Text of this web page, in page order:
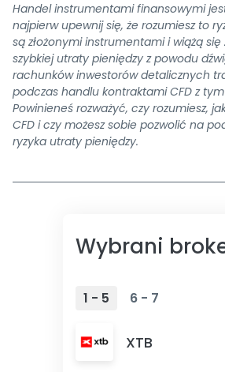
Handel instrumentami finansowymi
najpierw upewnij się, że rozumiesz to
są złożonymi instrumentami i wiążą
szybkiej utraty pieniędzy z powodu
rachunków inwestorów detalicznych
podczas handlu kontraktami CFD z
Powinieneś rozważyć, czy rozumiesz,
CFD i czy możesz sobie pozwolić na
ryzyka utraty pieniędzy.
Wybrani
1 - 5 6 - 7
XTB